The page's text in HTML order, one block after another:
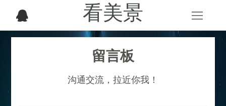
看美景
留言板
沟通交流，拉近你我！